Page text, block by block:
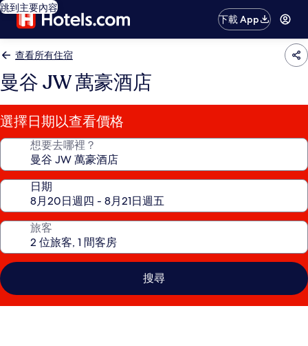
跳到主要內容
下載 App
查看所有住宿
曼谷 JW 萬豪酒店
選擇日期以查看價格
想要去哪裡？
日期
旅客
搜尋